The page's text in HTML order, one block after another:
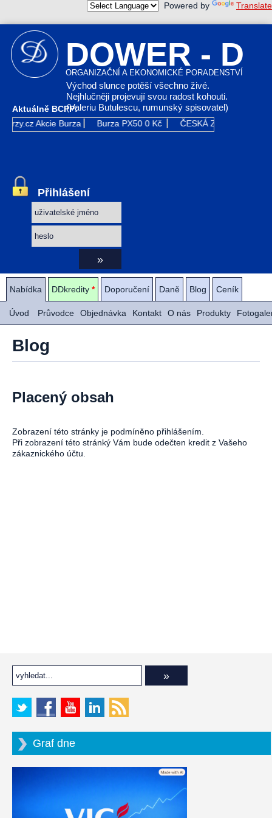
Powered by Translate
DOWER - D
ORGANIZAČNÍ A EKONOMICKÉ PORADENSTVÍ
Východ slunce potěší všechno živé.
Nejhlučněji projevují svou radost kohouti.
(Valeriu Butulescu, rumunský spisovatel)
Aktuálně BCPP:
Akcie Burza Burza PX50 0 Kč ČESKÁ ZBROJOVKA GR
Přihlášení
Nabídka DDkredity * Doporučení Daně Blog Ceník
Úvod Průvodce Objednávka Kontakt O nás Produkty
Blog
Placený obsah
Zobrazení této stránky je podmíněno přihlášením.
Při zobrazení této stránký Vám bude odečten kredit z Vašeho
zákaznického účtu.
Graf dne